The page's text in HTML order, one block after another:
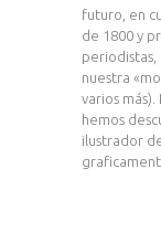
futuro, en
de 1800 y
periodistas,
nuestra
varios más).
hemos
ilustrador